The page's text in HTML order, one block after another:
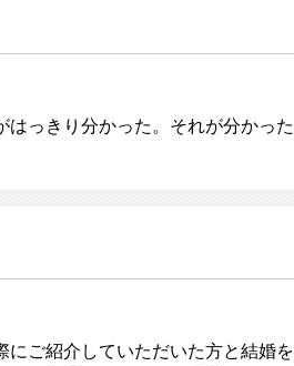
っきり分かった。それが分かった
にご紹介していただいた方と結婚を